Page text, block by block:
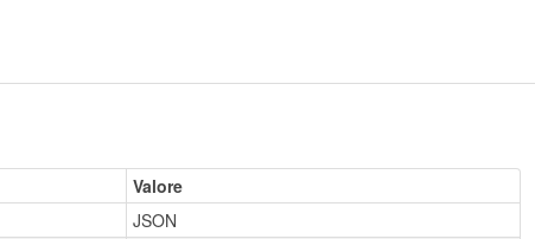
Valore
JSON